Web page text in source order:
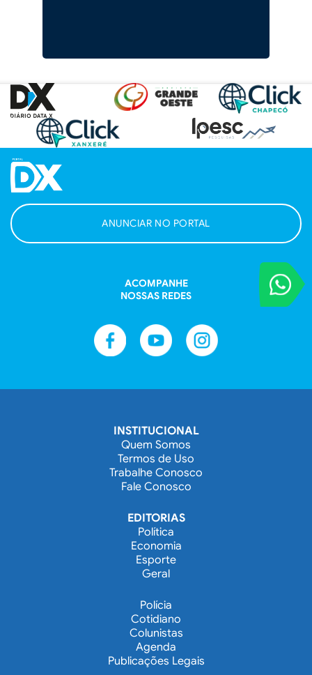
VOCÊ
Entre em
ANUNCIAR NO PORTAL
ACOMPANHE
NOSSAS REDES
INSTITUCIONAL
Quem Somos
Termos de Uso
Trabalhe Conosco
Fale Conosco
EDITORIAS
Política
Economia
Esporte
Geral
Polícia
Cotidiano
Colunistas
Agenda
Publicações Legais